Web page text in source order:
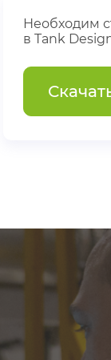
Необходим
в Tank